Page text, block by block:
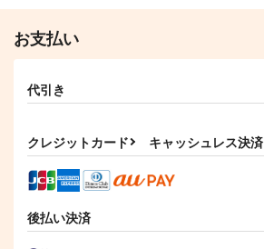
お支払い
代引き
クレジットカード キャッシュレス決済
後払い決済